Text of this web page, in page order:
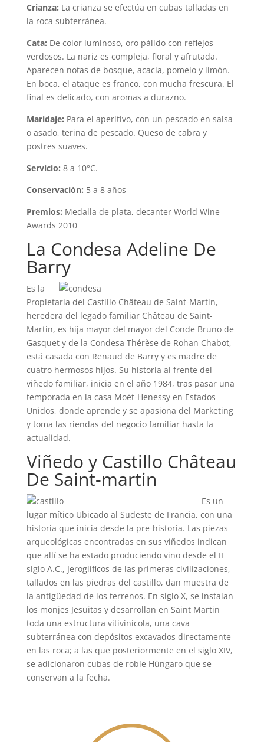
Crianza: La crianza se efectúa en cubas talladas en
la roca subterránea.
Cata: De color luminoso, oro pálido con reflejos
verdosos. La nariz es compleja, floral y afrutada.
Aparecen notas de bosque, acacia, pomelo y limón.
En boca, el ataque es franco, con mucha frescura. El
final es delicado, con aromas a durazno.
Maridaje: Para el aperitivo, con un pescado en salsa
o asado, terina de pescado. Queso de cabra y
postres suaves.
Servicio: 8 a 10°C.
Conservación: 5 a 8 años
Premios: Medalla de plata, decanter World Wine
Awards 2010
La Condesa Adeline De
Barry
Es la
Propietaria del Castillo Château de Saint-Martin,
heredera del legado familiar Château de Saint-
Martin, es hija mayor del mayor del Conde Bruno de
Gasquet y de la Condesa Thérèse de Rohan Chabot,
está casada con Renaud de Barry y es madre de
cuatro hermosos hijos. Su historia al frente del
viñedo familiar, inicia en el año 1984, tras pasar una
temporada en la casa Moët-Henessy en Estados
Unidos, donde aprende y se apasiona del Marketing
y toma las riendas del negocio familiar hasta la
actualidad.
Viñedo y Castillo Château
De Saint-martin
Es un
lugar mítico Ubicado al Sudeste de Francia, con una
historia que inicia desde la pre-historia. Las piezas
arqueológicas encontradas en sus viñedos indican
que allí se ha estado produciendo vino desde el II
siglo A.C., Jeroglíficos de las primeras civilizaciones,
tallados en las piedras del castillo, dan muestra de
la antigüedad de los terrenos. En siglo X, se instalan
los monjes Jesuitas y desarrollan en Saint Martin
toda una estructura vitivinícola, una cava
subterránea con depósitos excavados directamente
en las roca; a las que posteriormente en el siglo XIV,
se adicionaron cubas de roble Húngaro que se
conservan a la fecha.